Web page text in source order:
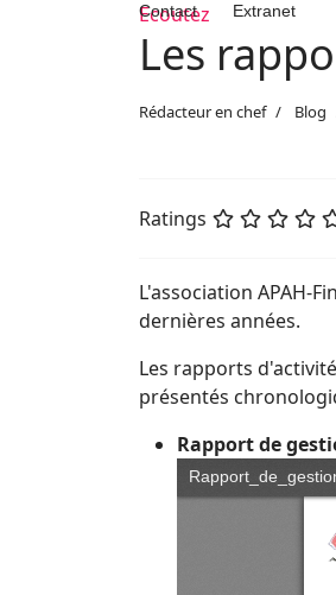
Contact Extranet
Ecoutez
Les
Rédacteur en chef Blog
Ratings
L'association APAH-
dernières années.
Les rapports
présentés
Rapport de